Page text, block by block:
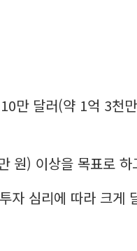
만 달러(약 1억 3천
원) 이상을 목표로 하
자 심리에 따라 크게